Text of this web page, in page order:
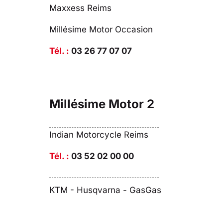
Maxxess Reims
Millésime Motor Occasion
Tél. : 03 26 77 07 07
Millésime Motor 2
Indian Motorcycle Reims
Tél. : 03 52 02 00 00
KTM - Husqvarna - GasGas